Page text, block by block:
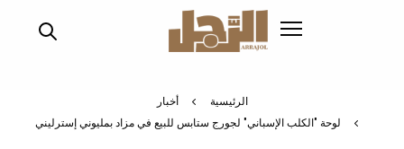
الرئيسية
أخبار
لوحة "الكلب الإسباني" لجورج ستابس للبيع في مزاد بمليوني إسترليني